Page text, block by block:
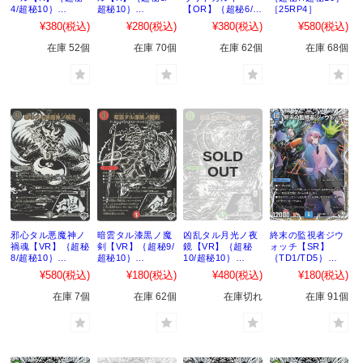
4/超秘10｝
［25RP4］
¥380(税込)
在庫 52個
超秘10｝
［25RP4］
¥280(税込)
在庫 70個
【OR】｛超秘6/超
秘10｝［25RP4］
¥380(税込)
在庫 62個
［25RP4］
¥580(税込)
在庫 68個
邪心タル悪魔神ノ
禍魂【VR】｛超秘
8/超秘10｝
［25RP4］
¥580(税込)
在庫 7個
暗雲タル漆黒ノ魔
剣【VR】｛超秘9/
超秘10｝
［25RP4］
¥180(税込)
在庫 62個
凶乱タル月光ノ夜
鏡【VR】｛超秘
10/超秘10｝
［25RP4］
¥480(税込)
在庫切れ
終末の監視者ジウ
ォッチ【SR】
｛TD1/TD5｝
［25RP4］
¥180(税込)
在庫 91個